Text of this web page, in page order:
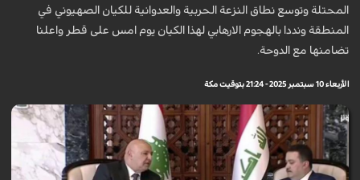
المحتلة وتوسع نطاق النزعة الحربية والعدوانية للكيان الصهيوني في
المنطقة ونددا بالهجوم الارهابي لهذا الكيان يوم امس على قطر واعلنا
تضامنها مع الدوحة.
الأربعاء 10 سبتمبر 2025 - 21:24 بتوقيت مكة